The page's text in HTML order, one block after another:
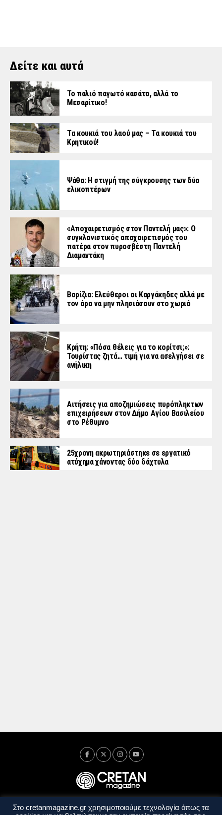
Δείτε και αυτά
Το παλιό παγωτό κασάτο, αλλά το
Μεσαρίτικο!
Τα κουκιά του λαού μας – Τα κουκιά του
Κρητικού!
Ψάθα: Η στιγμή της σύγκρουσης των δύο
ελικοπτέρων
«Aποχαιρετισμός στον Παντελή μας»: Ο
συγκλονιστικός αποχαιρετισμός του
πατέρα στον πυροσβέστη Παντελή
Διαμαντάκη
Βορίζια: Ελεύθεροι οι Καργάκηδες αλλά με
τον όρο να μην πλησιάσουν στο χωριό
Κρήτη: «Πόσα θέλεις για το κορίτσι;»:
Τουρίστας ζητά… τιμή για να ασελγήσει σε
ανήλικη
Αιτήσεις για αποζημιώσεις πυρόπληκτων
επιχειρήσεων στον Δήμο Αγίου Βασιλείου
στο Ρέθυμνο
25χρονη ακρωτηριάστηκε σε εργατικό
ατύχημα χάνοντας δύο δάχτυλα
Ταυτότητα Πολιτική Απορρήτου
Όροι Χρήσης
Στο cretanmagazine.gr χρησιμοποιούμε τεχνολογία όπως τα